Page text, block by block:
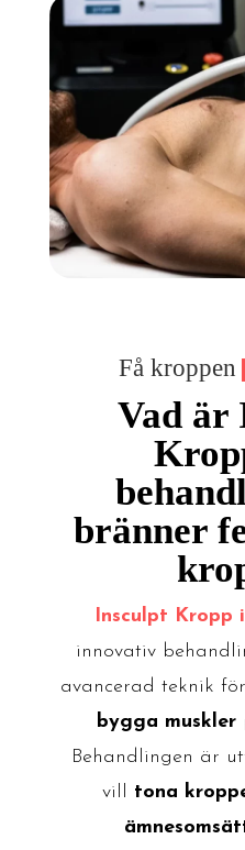
Få kroppen
Vad är
bränner
Insculpt Kropp
innovativ
avancerad teknik
bygga muskler
Behandlingen är
vill tona